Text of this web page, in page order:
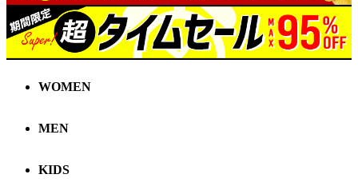
WOMEN
MEN
KIDS